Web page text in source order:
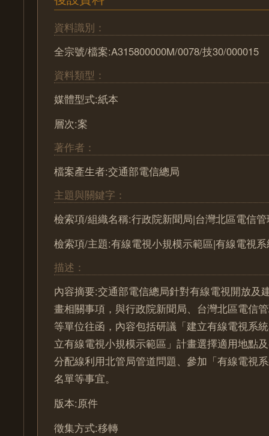
資料識別：
全宗號/檔案:A315800000M/0078/技30/000015
資料類型：
媒體型式:紙本
層次:案
著作者：
檔案產生者:交通部電信總局
主題與關鍵字：
檢索項/組織名稱:行政院新聞局|台灣北區電信
檢索項/主題:有線電視小規模示範區|有線電視
描述：
內容摘要:交通部電信總局針對有線電視開放及
畫相關事項，與行政院新聞局、台灣北區電信
等單位往函，內容包括研議「建立有線電視系
立有線電視小規模示範區」計畫選擇適用地點
分配線利用北管局管道問題、參加「有線電視
名單等事宜。
版本:原件
徵集方式:移轉